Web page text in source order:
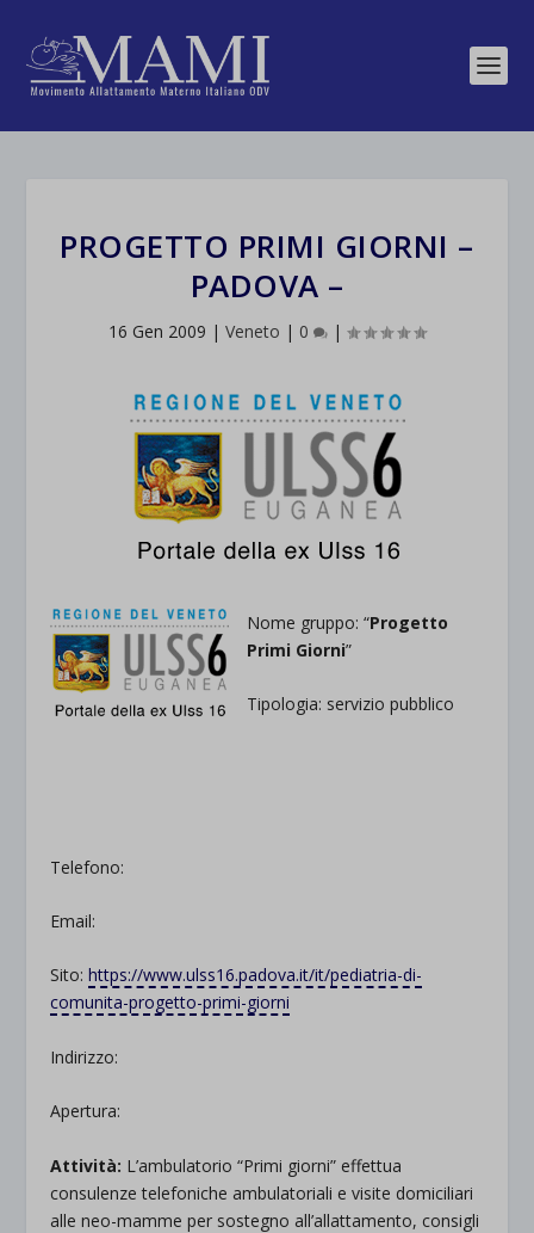
PROGETTO PRIMI GIORNI –
PADOVA –
16 Gen 2009 | Veneto | 0 |
Nome gruppo: “Progetto
Primi Giorni”
Tipologia: servizio pubblico
Telefono:
Email:
Sito:https://www.ulss16.padova.it/it/pediatria-di-
comunita-progetto-primi-giorni
Indirizzo:
Apertura:
Attività: L’ambulatorio “Primi giorni” effettua
consulenze telefoniche ambulatoriali e visite domiciliari
alle neo-mamme per sostegno all’allattamento, consigli